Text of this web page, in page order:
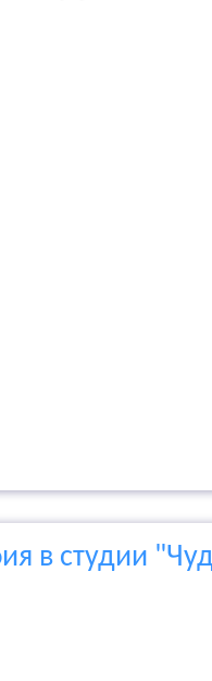
в студии